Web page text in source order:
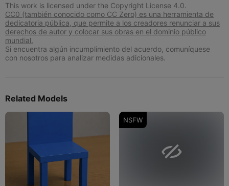
This work is licensed under the Copyright License 4.0.
CC0 (también conocido como CC Zero) es una herramienta de
dedicatoria pública, que permite a los creadores renunciar a sus
derechos de autor y colocar sus obras en el dominio público
mundial.
Si encuentra algún incumplimiento del acuerdo, comuníquese
con nosotros para analizar medidas adicionales.
Related Models
NSFW
